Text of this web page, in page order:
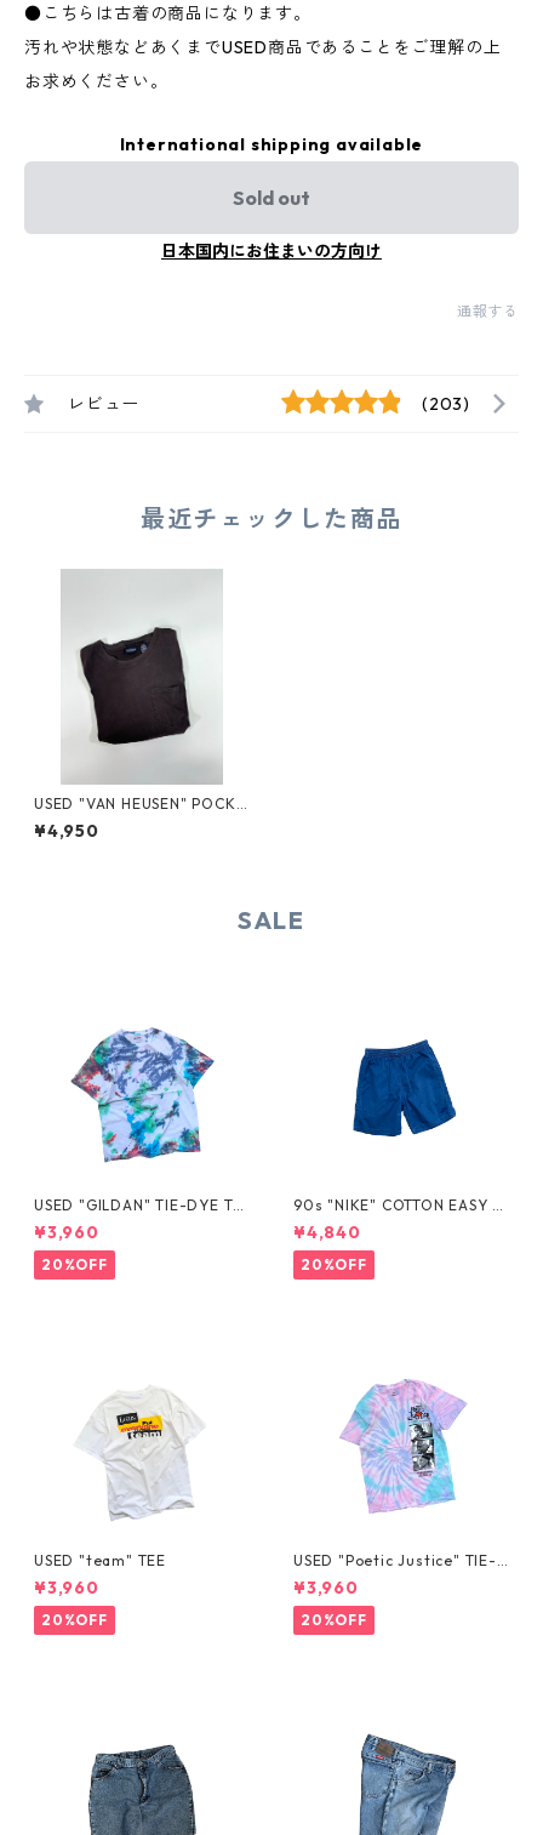
●こちらは古着の商品になります。
汚れや状態などあくまでUSED商品であることをご理解の上
お求めください。
International shipping available
Sold out
日本国内にお住まいの方向け
通報する
レビュー (203)
最近チェックした商品
USED "VAN HEUSEN" POCKE
T TEE
¥4,950
SALE
USED "GILDAN" TIE-DYE TE
E
¥3,960
20%OFF
90s "NIKE" COTTON EASY S
HORTS
¥4,840
20%OFF
USED "team" TEE
¥3,960
20%OFF
USED "Poetic Justice" TIE-D
YE TEE
¥3,960
20%OFF